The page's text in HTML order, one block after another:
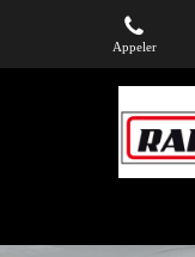
Appeler